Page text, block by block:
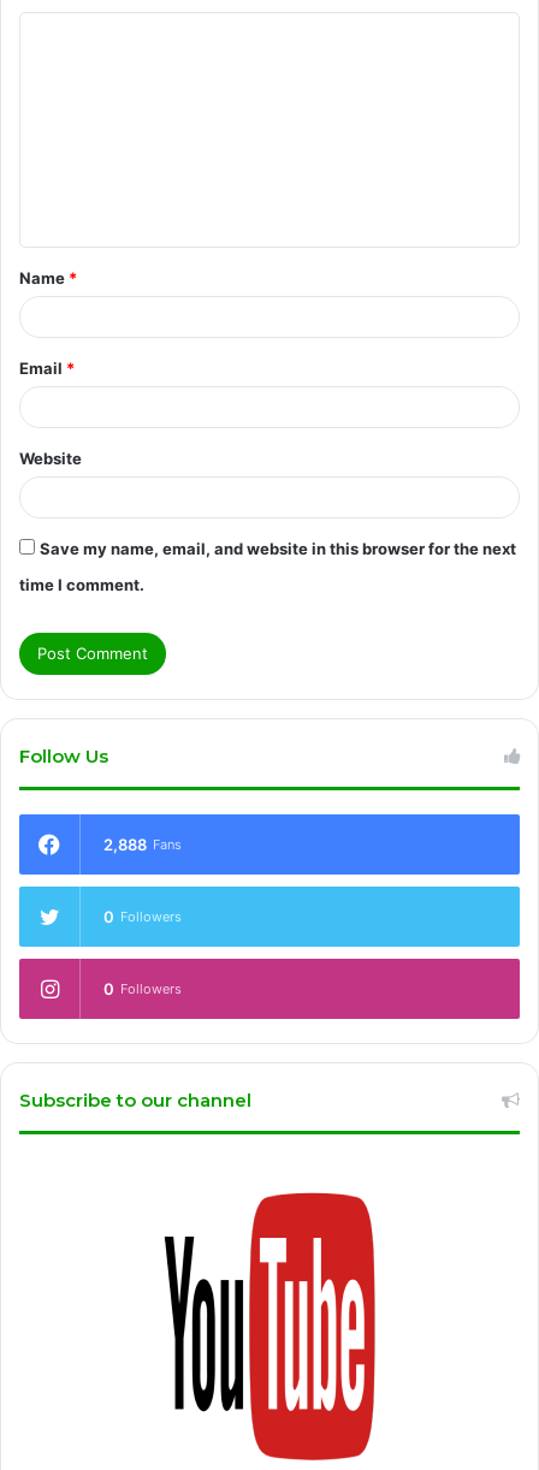
t
*
Name *
Email *
Website
Save my name, email, and website in this browser for the next
time I comment.
Follow Us
2,888 Fans
0 Followers
0 Followers
Subscribe to our channel